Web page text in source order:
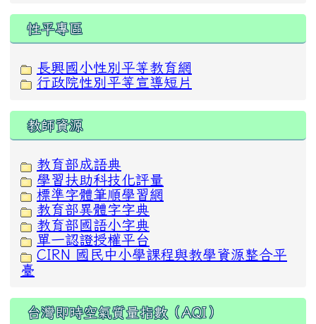
性平專區
長興國小性別平等教育網
行政院性別平等宣導短片
教師資源
教育部成語典
學習扶助科技化評量
標準字體筆順學習網
教育部異體字字典
教育部國語小字典
單一認證授權平台
CIRN 國民中小學課程與教學資源整合平
臺
台灣即時空氣質量指數（AQI）